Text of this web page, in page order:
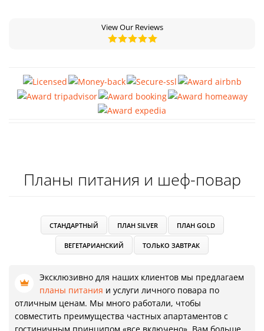
View Our Reviews
Планы питания и шеф-повар
СТАНДАРТНЫЙ ПЛАН SILVER ПЛАН GOLD
ВЕГЕТАРИАНСКИЙ ТОЛЬКО ЗАВТРАК
Эксклюзивно для наших клиентов мы предлагаем
планы питания и услуги личного повара по
отличным ценам. Мы много работали, чтобы
совместить преимущества частных апартаментов с